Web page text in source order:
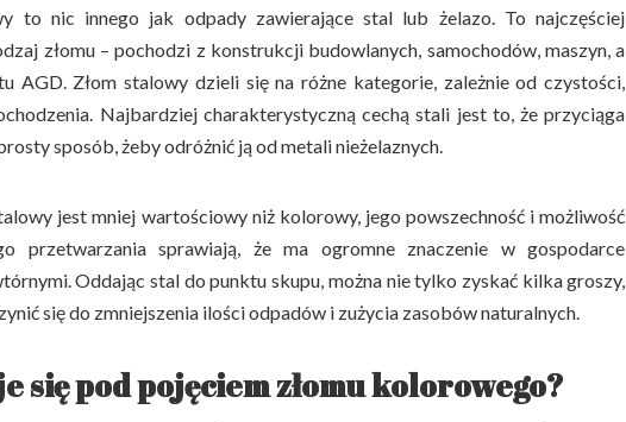
to nic innego jak odpady zawierające stal lub żelazo. To najczęściej
złomu – pochodzi z konstrukcji budowlanych, samochodów, maszyn, a
AGD. Złom stalowy dzieli się na różne kategorie, zależnie od czystości,
Najbardziej charakterystyczną cechą stali jest to, że przyciąga
sposób, żeby odróżnić ją od metali nieżelaznych.
jest mniej wartościowy niż kolorowy, jego powszechność i możliwość
przetwarzania sprawiają, że ma ogromne znaczenie w gospodarce
Oddając stal do punktu skupu, można nie tylko zyskać kilka groszy,
się do zmniejszenia ilości odpadów i zużycia zasobów naturalnych.
się pod pojęciem złomu kolorowego?